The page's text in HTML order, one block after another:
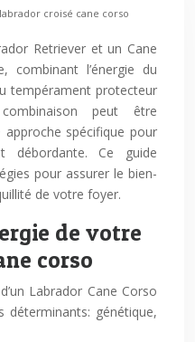
croisé cane corso
Retriever et un Cane
combinant l’énergie du
tempérament protecteur
peut être
spécifique pour
débordante. Ce guide
pour assurer le bien-
de votre foyer.
de votre
corso
Labrador Cane Corso
déterminants: génétique,